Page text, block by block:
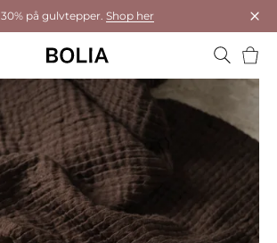
30% på gulvtepper. Shop her